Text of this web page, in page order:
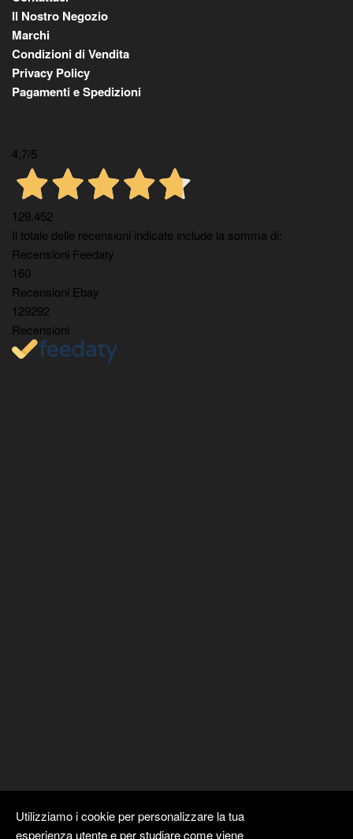
Il Nostro Negozio
Marchi
Condizioni di Vendita
Privacy Policy
Pagamenti e Spedizioni
4,7/5
129.452
Il totale delle recensioni indicate include la somma di:
Recensioni Feedaty
160
Recensioni Ebay
129292
Recensioni
Utilizziamo i cookie per personalizzare la tua
esperienza utente e per studiare come viene